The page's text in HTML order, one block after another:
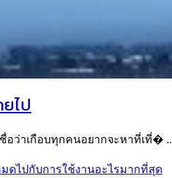
ไป
ว่าเกือบทุกคนอยากจะหาที่เที่�